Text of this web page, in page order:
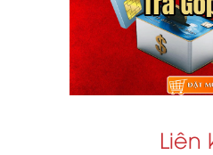
Liên